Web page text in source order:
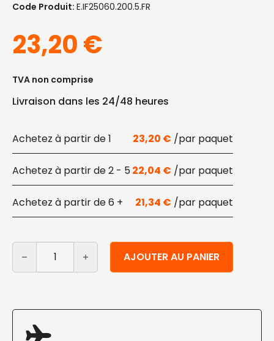
Code Produit: E.IF25060.200.5.FR
23,20€
TVA non comprise
Livraison dans les 24/48 heures
1 23,20 €
2 - 5 22,04 €
6 + 21,34 €
quantité de Pailles pliantes compostables
AJOUTER AU PANIER
Alternative: